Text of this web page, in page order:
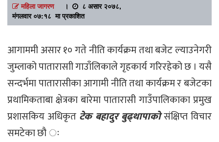
महिला जागरण।
८ असार २०७८,
मंगलवार ०७:१८ मा प्रकाशित
आगाममी असार १० गते नीति कार्यक्रम तथा बजेट ल्याउनेगरी
जुम्लाको पातारासाी गाउाँलिकाले गृहकार्य गरिरहेको छ । यसै
सन्दर्भमा पातारासीका आगामी नीति तथा कार्यक्रम र बजेटका
प्रथामिकताबा क्षेत्रका बारेमा पातारासी गाउँपालिकाका प्रमुख
प्रशासकिय अधिकृत टेक बहादुर बुढ्थापाकोसंक्षिप्त विचार
समटेका छौ ः